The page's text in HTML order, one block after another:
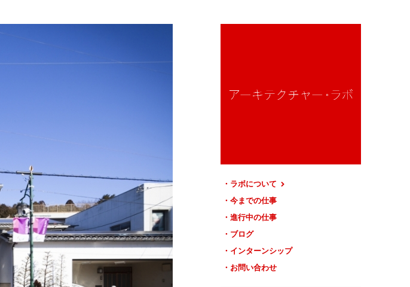
ラボについて
今までの仕事
進行中の仕事
ブログ
インターンシップ
お問い合わせ